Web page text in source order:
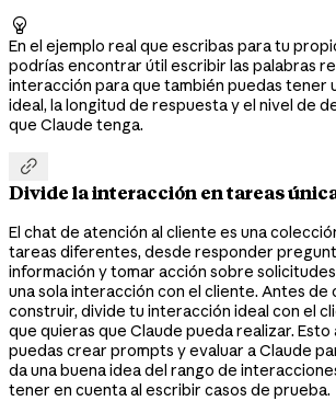

En el ejemplo real que escribas para tu
podrías encontrar útil escribir las palabras
interacción para que también puedas tener
ideal, la longitud de respuesta y el nivel de
que Claude tenga.

Divide la interacción en tareas
El chat de atención al cliente es una
tareas diferentes, desde responder
información y tomar acción sobre
una sola interacción con el cliente. Antes de
construir, divide tu interacción ideal con el
que quieras que Claude pueda realizar. Esto
puedas crear prompts y evaluar a Claude
da una buena idea del rango de
tener en cuenta al escribir casos de prueba.